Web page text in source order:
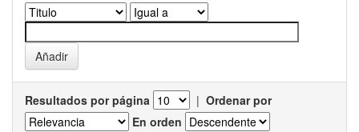
Resultados por página | Ordenar por
En orden